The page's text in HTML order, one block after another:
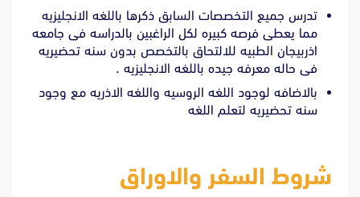
تدرس جميع التخصصات السابق ذكرها باللغه الانجليزيه
مما يعطى فرصه كبيره لكل الراغبين بالدراسه فى جامعه
اذربيجان الطبيه للالتحاق بالتخصص بدون سنه تحضيريه
فى حاله معرفه جيده باللغه الانجليزيه .
بالاضافه لوجود اللغه الروسيه واللغه الاذريه مع وجود
سنه تحضيريه لتعلم اللغه
شروط السفر والاوراق